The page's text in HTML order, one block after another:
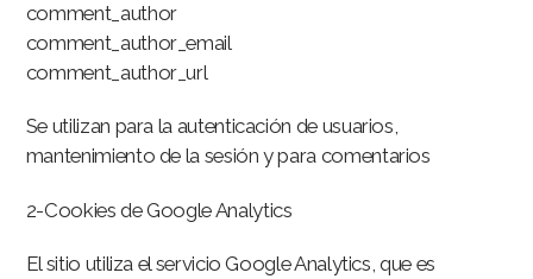
comment_author
comment_author_email
comment_author_url
Se utilizan para la autenticación de usuarios,
mantenimiento de la sesión y para comentarios
2-Cookies de Google Analytics
El sitio utiliza el servicio Google Analytics, que es